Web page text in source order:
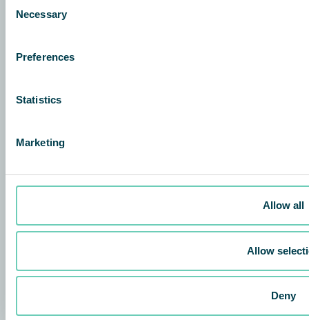
Selection
Necessary
Preferences
Statistics
Marketing
Allow all
Allow
Deny
1831 Diegem, Belgium
Qleanair Scandinavia Switzerland
+41 43 931 54 74
Contact
QleanAir CSR-policy